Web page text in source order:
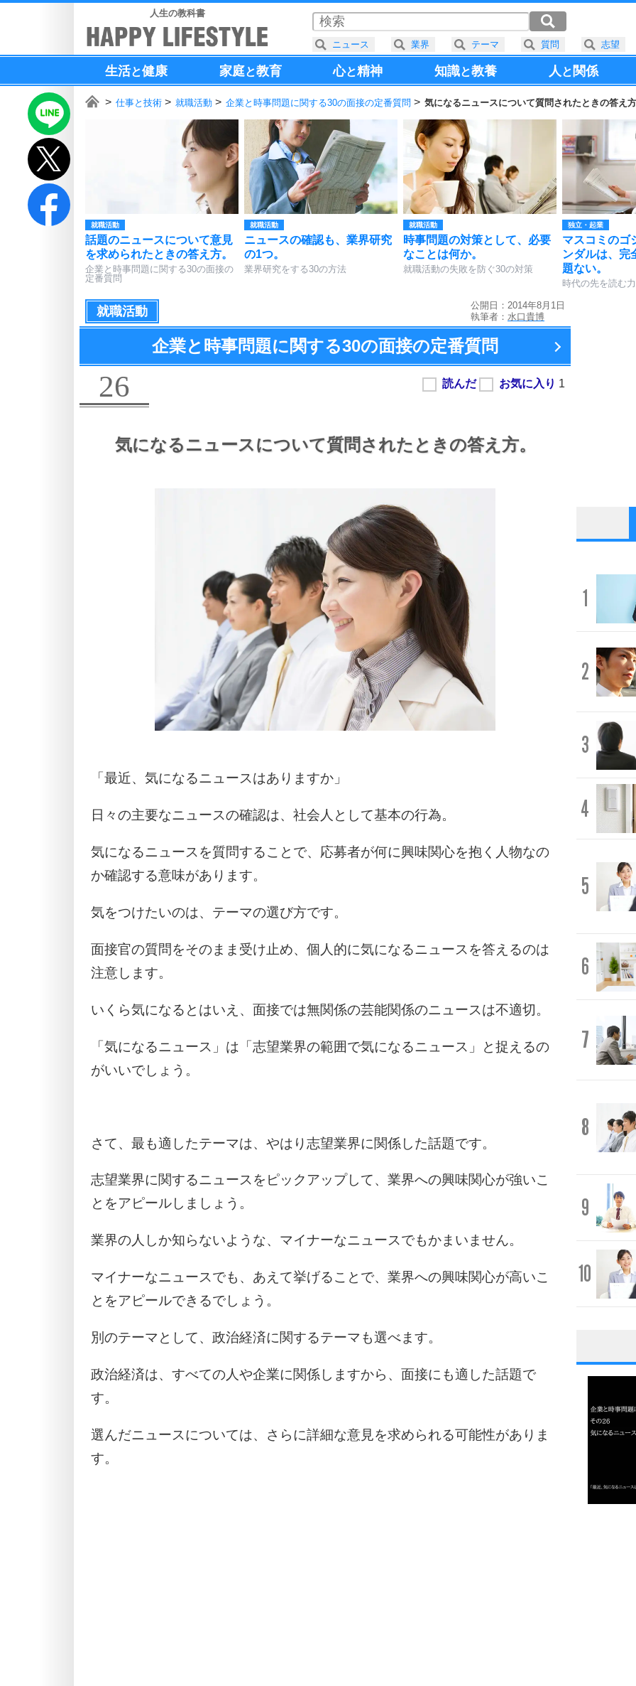
人生の教科書
生活と健康 家庭と教育 心と精神 知識と教養 人と 関係
仕事と技術 就職活動 企業と時事問題に関する30の面接の定番質問 気になるニュースについて質問されたときの答え方
就職活動
話題のニュースについて意見
を求められたときの答え方。
企業と時事問題に関する30の面接の
定番質問
就職活動
ニュースの確認も、業界研究
の1つ。
業界研究をする30の方法
就職活動
時事問題の対策として、必要
なことは何か。
就職活動の失敗を防ぐ30の対策
独立・起業
マスコミのゴ
ンダルは、完
題ない。
時代の先を読む
就職活動
公開日：2014年8月1日
執筆者： 水口貴博
企業と時事問題に関する30の面接の定番質問
26
気になるニュースについて質問されたときの答え方。
「最近、気になるニュースはありますか」
日々の主要なニュースの確認は、社会人として基本の行為。
気になるニュースを質問することで、応募者が何に興味関心を抱く人物なの
か確認する意味があります。
気をつけたいのは、テーマの選び方です。
面接官の質問をそのまま受け止め、個人的に気になるニュースを答えるのは
注意します。
いくら気になるとはいえ、面接では無関係の芸能関係のニュースは不適切。
「気になるニュース」は「志望業界の範囲で気になるニュース」と捉えるの
がいいでしょう。
さて、最も適したテーマは、やはり志望業界に関係した話題です。
志望業界に関するニュースをピックアップして、業界への興味関心が強いこ
とをアピールしましょう。
業界の人しか知らないような、マイナーなニュースでもかまいません。
マイナーなニュースでも、あえて挙げることで、業界への興味関心が高いこ
とをアピールできるでしょう。
別のテーマとして、政治経済に関するテーマも選べます。
政治経済は、すべての人や企業に関係しますから、面接にも適した話題で
す。
選んだニュースについては、さらに詳細な意見を求められる可能性がありま
す。
1
2
3
4
5
6
7
8
9
10
1
3
ニュース 業界 テーマ 質問 志望